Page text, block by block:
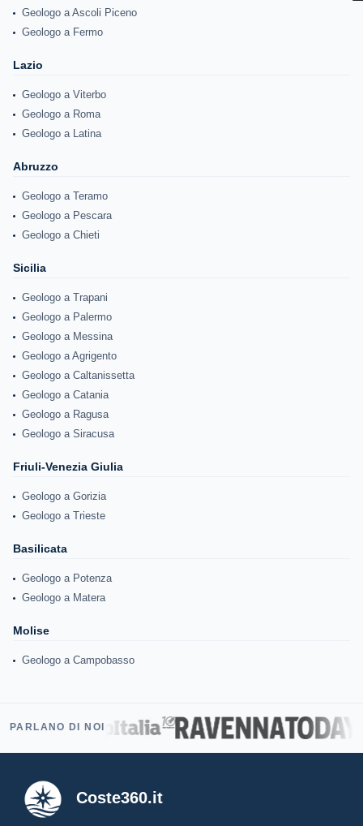
Geologo a Ascoli Piceno
Geologo a Fermo
Lazio
Geologo a Viterbo
Geologo a Roma
Geologo a Latina
Abruzzo
Geologo a Teramo
Geologo a Pescara
Geologo a Chieti
Sicilia
Geologo a Trapani
Geologo a Palermo
Geologo a Messina
Geologo a Agrigento
Geologo a Caltanissetta
Geologo a Catania
Geologo a Ragusa
Geologo a Siracusa
Friuli-Venezia Giulia
Geologo a Gorizia
Geologo a Trieste
Basilicata
Geologo a Potenza
Geologo a Matera
Molise
Geologo a Campobasso
PARLANO DI NOI
Coste360.it